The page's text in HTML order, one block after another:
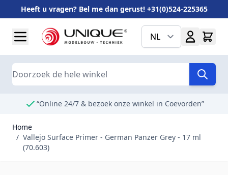
Heeft u vragen? Bel me dan gerust! +31(0)524-225365
NL
Search
“Online 24/7 & bezoek onze winkel in Coevorden”
Home
/ Vallejo Surface Primer - German Panzer Grey - 17 ml
(70.603)